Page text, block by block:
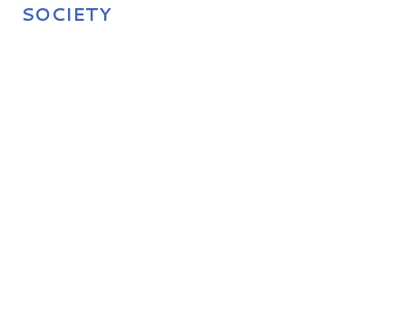
SOCIETY